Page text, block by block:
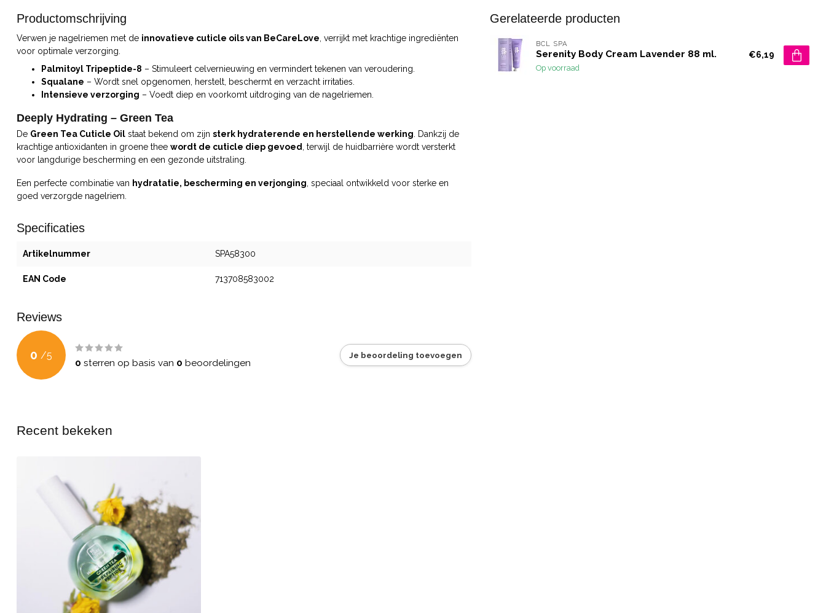
Productomschrijving
Verwen je nagelriemen met de innovatieve cuticle oils van BeCareLove , verrijkt met krachtige ingrediënten
voor optimale verzorging.
Palmitoyl Tripeptide-8 – Stimuleert celvernieuwing en vermindert tekenen van veroudering.
Squalane – Wordt snel opgenomen, herstelt, beschermt en verzacht irritaties.
Intensieve verzorging – Voedt diep en voorkomt uitdroging van de nagelriemen.
Deeply Hydrating – Green Tea
De Green Tea Cuticle Oil staat bekend om zijn sterk hydraterende en herstellende werking. Dankzij de
krachtige antioxidanten in groene thee wordt de cuticle diep gevoed, terwijl de huidbarrière wordt versterkt
voor langdurige bescherming en een gezonde uitstraling.
Een perfecte combinatie van hydratatie, bescherming en verjonging , speciaal ontwikkeld voor sterke en
goed verzorgde nagelriem.
Specificaties
Artikelnummer SPA58300
EAN Code 713708583002
Reviews
0 /5
0 sterren op basis van 0 beoordelingen
Je beoordeling toevoegen
Gerelateerde producten
BCL SPA
Serenity Body Cream Lavender 88 ml.
Op voorraad
€6,19
Recent bekeken